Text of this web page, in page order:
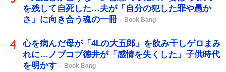
を残して自死した…夫が「自分の犯した罪や愚か
さ」に向き合う魂の一冊
Book Bang
心を病んだ母が「4Lの大五郎」を飲み干しゲロまみ
れに…ノブコブ徳井が「感情を失くした」子供時代
を明かす
Book Bang